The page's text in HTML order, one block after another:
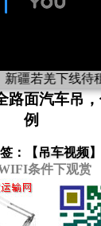
若羌下线待租
路面汽车吊
例
：【 吊车视频】
条件下观赏